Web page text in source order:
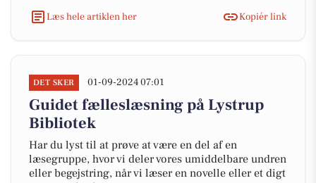
Læs hele artiklen her
Kopiér link
DET SKER 01-09-2024 07:01
Guidet fælleslæsning på Lystrup
Bibliotek
Har du lyst til at prøve at være en del af en
læsegruppe, hvor vi deler vores umiddelbare undren
eller begejstring, når vi læser en novelle eller et digt